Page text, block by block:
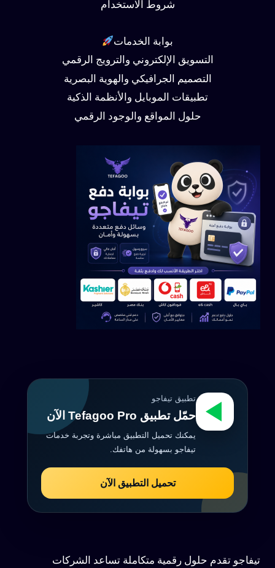
شروط الاستخدام
بوابة الخدمات
التسويق الإلكتروني والترويج الرقمي
التصميم الجرافيكي والهوية البصرية
تطبيقات الموبايل والأنظمة الذكية
حلول المواقع والوجود الرقمي
تطبيق تيفاجو
حمّل تطبيق Tefagoo Pro الآن
يمكنك تحميل التطبيق مباشرة وتجربة خدمات
تيفاجو بسهولة من هاتفك.
تحميل التطبيق الآن
تيفاجو تقدم حلول رقمية متكاملة تساعد الشركات